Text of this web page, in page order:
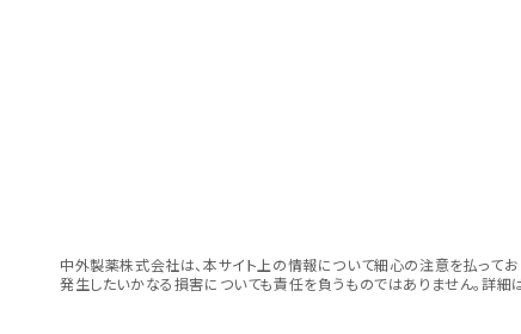
中外製薬株式会社は、本サイト上の情報について細心の注意を払ってお
発生したいかなる損害についても責任を負うものではありません。詳細